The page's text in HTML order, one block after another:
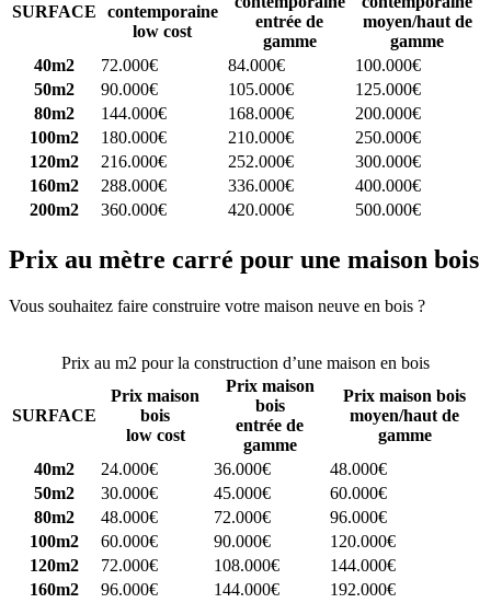
SURFACE
contemporaine
low cost
entrée de
gamme
moyen/haut de
gamme
40m2
72.000€ 84.000€
100.000€
50m2
90.000€ 105.000€
125.000€
80m2
144.000€ 168.000€
200.000€
100m2
180.000€ 210.000€
250.000€
120m2
216.000€ 252.000€
300.000€
160m2
288.000€ 336.000€
400.000€
200m2
360.000€ 420.000€ 500.000€
Prix au mètre carré pour une maison bois
Vous souhaitez faire construire votre maison neuve en bois ?
Prix au m2 pour la construction d’une maison en bois
SURFACE
Prix maison
bois
low cost
Prix maison
bois
entrée de
gamme
Prix maison bois
moyen/haut de
gamme
40m2
24.000€ 36.000€
48.000€
50m2
30.000€ 45.000€
60.000€
80m2
48.000€ 72.000€
96.000€
100m2
60.000€ 90.000€
120.000€
120m2
72.000€ 108.000€
144.000€
160m2
96.000€ 144.000€
192.000€